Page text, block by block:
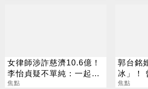
女律師涉詐慈濟10.6億！
李怡貞疑不單純：一起洗
錢？
焦點
郭台銘
冰」！
18年婚
焦點